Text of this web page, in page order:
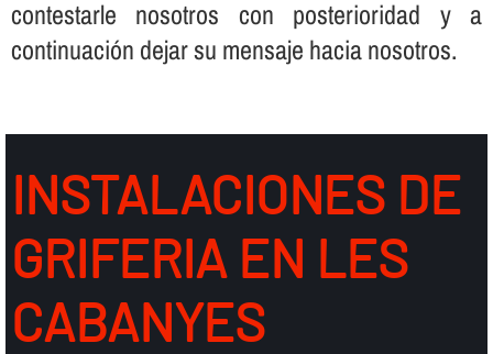
contestarle nosotros con posterioridad y a
continuación dejar su mensaje hacia nosotros.
INSTALACIONES DE
GRIFERIA EN LES
CABANYES